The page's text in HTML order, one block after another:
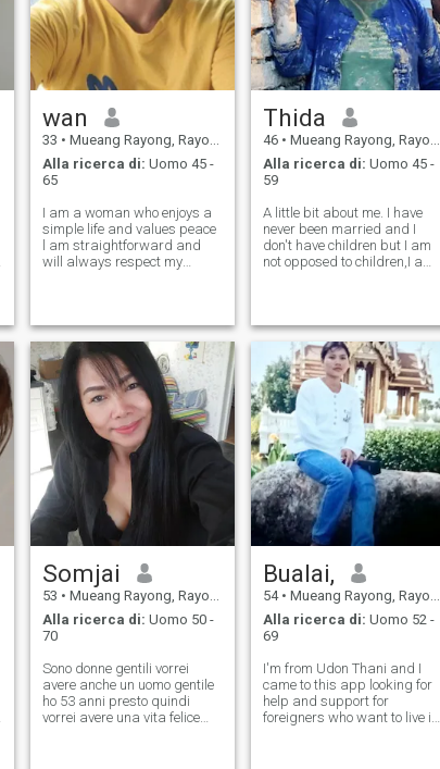
wan
33 • Mueang Rayong, Rayong, Thailandia
Alla ricerca di: Uomo 45 -
65
I am a woman who enjoys a
simple life and values peace
l am straightforward and
will always respect my
and with whom we cam be
everything to each other i
Thida
46 • Mueang Rayong, Rayong, Thailandia
Alla ricerca di: Uomo 45 -
59
A little bit about me. I have
never been married and I
don't have children but I am
not opposed to children,I am
ready to act in this matter
with sincerity and fulfillment
in
Somjai
53 • Mueang Rayong, Rayong, Thailandia
Alla ricerca di: Uomo 50 -
70
Sono donne gentili vorrei
avere anche un uomo gentile
ho 53 anni presto quindi
vorrei avere una vita felice
Bualai,
54 • Mueang Rayong, Rayong, Thailandia
Alla ricerca di: Uomo 52 -
69
I'm from Udon Thani and I
came to this app looking for
help and support for
foreigners who want to live in